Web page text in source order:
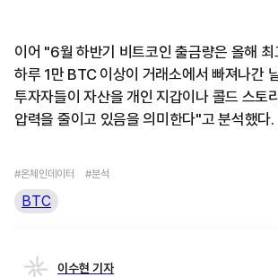
이어 "6월 하반기 비트코인 출금량은 올해 최
하루 1만 BTC 이상이 거래소에서 빠져나간
투자자들이 자산을 개인 지갑이나 콜드 스토
압력을 줄이고 있음을 의미한다"고 분석했다.
#온체인데이터 #분석
BTC
이수현 기자